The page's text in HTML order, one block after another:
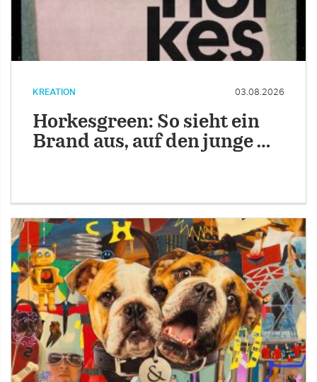
KREATION 03.08.2026
Horkesgreen: So sieht ein
Brand aus, auf den junge …